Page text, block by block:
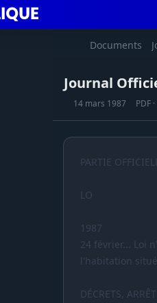
Documents
Journal
14 mars 1987 PDF
PARTIE
LO
1987
24 février... Loi
l'habitation
DÉCRETS,